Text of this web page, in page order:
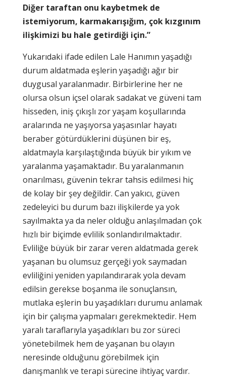
Diğer taraftan onu kaybetmek de
istemiyorum, karmakarışığım, çok kızgınım
ilişkimizi bu hale getirdiği için.”
Yukarıdaki ifade edilen Lale Hanımın yaşadığı
durum aldatmada eşlerin yaşadığı ağır bir
duygusal yaralanmadır. Birbirlerine her ne
olursa olsun içsel olarak sadakat ve güveni tam
hisseden, iniş çıkışlı zor yaşam koşullarında
aralarında ne yaşıyorsa yaşasınlar hayatı
beraber götürdüklerini düşünen bir eş,
aldatmayla karşılaştığında büyük bir yıkım ve
yaralanma yaşamaktadır. Bu yaralanmanın
onarılması, güvenin tekrar tahsis edilmesi hiç
de kolay bir şey değildir. Can yakıcı, güven
zedeleyici bu durum bazı ilişkilerde ya yok
sayılmakta ya da neler olduğu anlaşılmadan çok
hızlı bir biçimde evlilik sonlandırılmaktadır.
Evliliğe büyük bir zarar veren aldatmada gerek
yaşanan bu olumsuz gerçeği yok saymadan
evliliğini yeniden yapılandırarak yola devam
edilsin gerekse boşanma ile sonuçlansın,
mutlaka eşlerin bu yaşadıkları durumu anlamak
için bir çalışma yapmaları gerekmektedir. Hem
yaralı taraflarıyla yaşadıkları bu zor süreci
yönetebilmek hem de yaşanan bu olayın
neresinde olduğunu görebilmek için
danışmanlık ve terapi sürecine ihtiyaç vardır.